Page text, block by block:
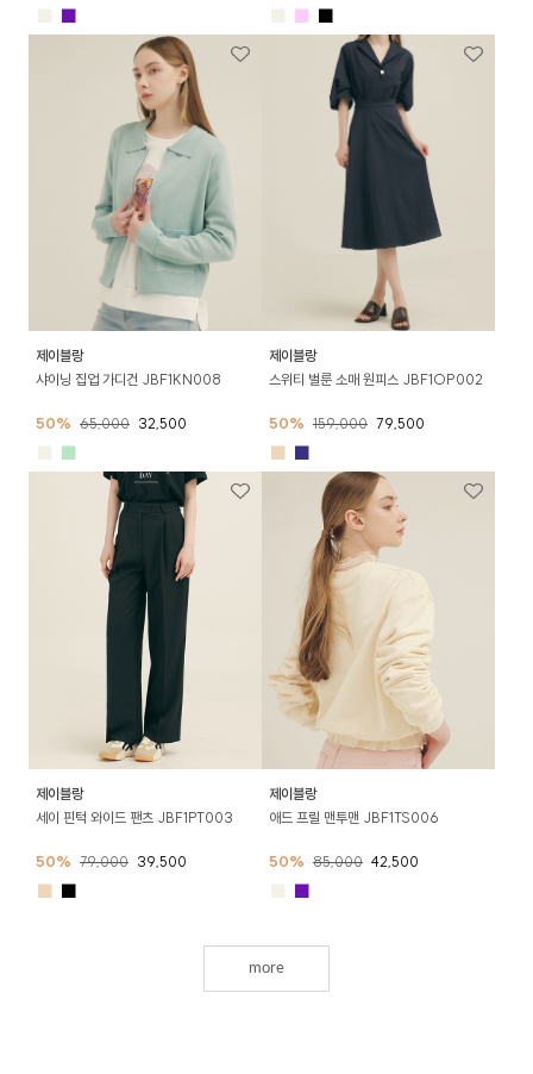
■ ■ ■
제이블랑
샤이닝 집업 가디건 JBF1KN008
50% 65,000 32,500
■
제이블랑
스위티 벌룬 소매 원피스 JBF1OP002
50% 159,000 79,500
■ ■
제이블랑
세이 핀턱 와이드 팬츠 JBF1PT003
50% 79,000 39,500
■ ■
제이블랑
애드 프릴 맨투맨 JBF1TS006
50% 85,000 42,500
■
more